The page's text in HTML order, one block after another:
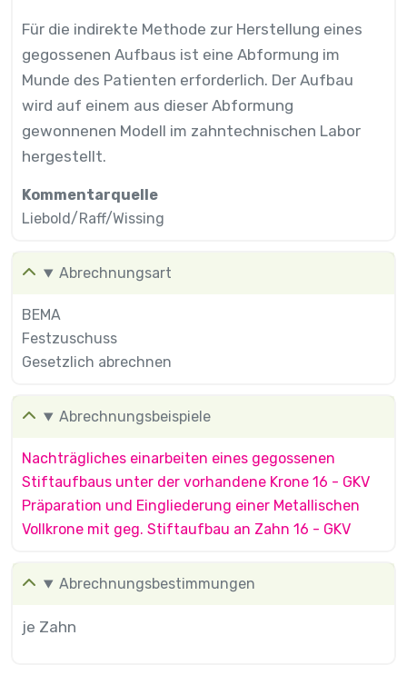
Für die indirekte Methode zur Herstellung eines
gegossenen Aufbaus ist eine Abformung im
Munde des Patienten erforderlich. Der Aufbau
wird auf einem aus dieser Abformung
gewonnenen Modell im zahntechnischen Labor
hergestellt.
Kommentarquelle
Liebold/Raff/Wissing
Abrechnungsart
BEMA
Festzuschuss
Gesetzlich abrechnen
Abrechnungsbeispiele
Nachträgliches einarbeiten eines gegossenen
Stiftaufbaus unter der vorhandene Krone 16 - GKV
Präparation und Eingliederung einer Metallischen
Vollkrone mit geg. Stiftaufbau an Zahn 16 - GKV
Abrechnungsbestimmungen
je Zahn